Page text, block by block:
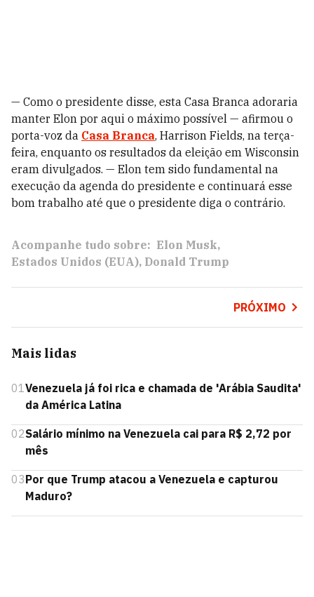
— Como o presidente disse, esta Casa Branca adoraria
manter Elon por aqui o máximo possível — afirmou o
porta-voz da Casa Branca, Harrison Fields, na terça-
feira, enquanto os resultados da eleição em Wisconsin
eram divulgados. — Elon tem sido fundamental na
execução da agenda do presidente e continuará esse
bom trabalho até que o presidente diga o contrário.
Acompanhe tudo sobre: Elon Musk
Estados Unidos (EUA) Donald Trump
PRÓXIMO
Mais lidas
01Venezuela já foi rica e chamada de 'Arábia Saudita'
da América Latina
02Salário mínimo na Venezuela cai para R$ 2,72 por
mês
03Por que Trump atacou a Venezuela e capturou
Maduro?